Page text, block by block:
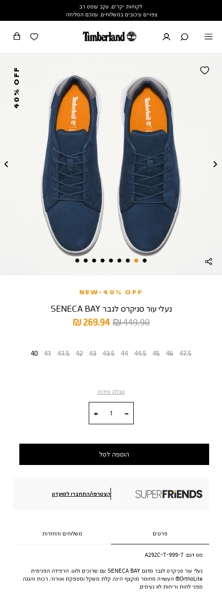
לקוחות יקרים, עקב עומס רב
צפויים עיכובים במשלוחים. עמכם הסליחה
40% OFF
NEW-40% OFF
נעלי עור סניקרס לגבר SENECA BAY
מחיר
269.94 ₪
מחיר
449.90 ₪
40 41 41.5 42 43 43.5 44 44.5 45 46 47.5
טבלת מידות
הוספה לסל
הצטרפו/התחברו למועדון
פרטים משלוחים והחזרות
מס דגם: A292C-T-999-7
נעלי עור סניקרס לגבר מדגם SENECA BAY עם שרוכים ולוגו. הרפידה הפנימית
OrthoLite® העשויה מחומר מוקצף הינה קלת משקל ומספקת אוורור, רכות והגנה
מפני לחות וריחות לא נעימים.